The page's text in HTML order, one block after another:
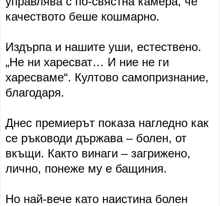
качеството беше кошмарно.
Издърпа и нашите уши, естествено.
„Не ни харесват… И ние не ги
харесваме“. Култово самопризнание,
благодаря.
Днес премиерът показа нагледно как
се ръководи държава – болен, от
вкъщи. Както винаги – загрижено,
лично, понеже му е бащиния.
Но най-вече като наистина болен